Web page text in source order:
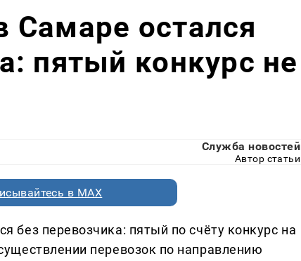
остался
пятый конкурс не
Служба новостей
Автор статьи
в MAX
без перевозчика: пятый по счёту конкурс на
перевозок по направлению